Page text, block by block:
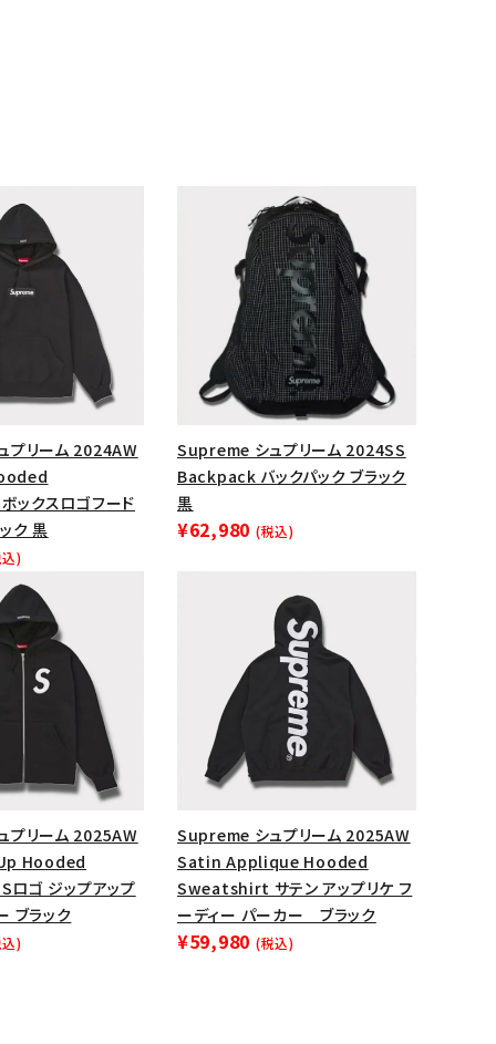
ンドから探す
・ハット
ー・ウエストバッグ
プリーム 2024AW
クスロゴフード
ク 黒
)
Supreme シュプリーム 2024SS
Backpack バックパック ブラック
黒
¥62,980 (税込)
プリーム 2025AW
Hooded
ゴ ジップアップ
ブラック
)
Supreme シュプリーム 2025AW
Satin Applique Hooded
Sweatshirt サテン アップリケ フ
ーディー パーカー ブラック
¥59,980 (税込)